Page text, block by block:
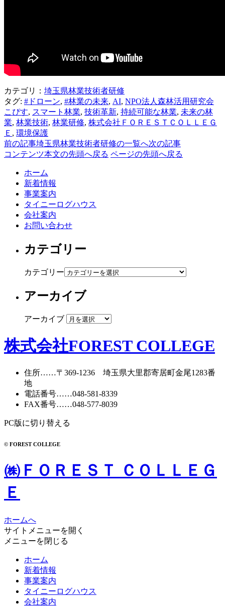
カテゴリ： 埼玉県林業技術者研修
タグ: #ドローン, #林業の未来, AI, NPO法人森林活用研究会
こぴす, スマート林業, 技術革新, 持続可能な林業, 未来の林
業, 林業技術, 林業研修, 株式会社ＦＯＲＥＳＴＣＯＬＬＥＧ
Ｅ , 環境保護
前の記事埼玉県林業技術者研修の一覧へ次の記事
コンテンツ本文の先頭へ戻る ページの先頭へ戻る
ホーム
新着情報
事業案内
タイニーログハウス
会社案内
お問い合わせ
カテゴリー
カテゴリー
アーカイブ
アーカイブ
株式会社FOREST COLLEGE
住所……〒369-1236 埼玉県大里郡寄居町 金尾1283番
地
電話番号……048-581-8339
FAX番号……048-577-8039
PC版に切り替える
© FOREST COLLEGE
㈱ＦＯＲＥＳＴ ＣＯＬＬＥＧ
Ｅ
ホームへ
サイトメニューを開く
メニューを閉じる
ホーム
新着情報
事業案内
タイニーログハウス
会社案内